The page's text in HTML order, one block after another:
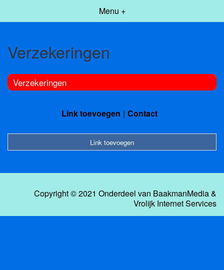
Menu +
Verzekeringen
Verzekeringen
Link toevoegen Contact
Link toevoegen
Copyright © 2021 Onderdeel van BaakmanMedia&
Vrolijk Internet Services